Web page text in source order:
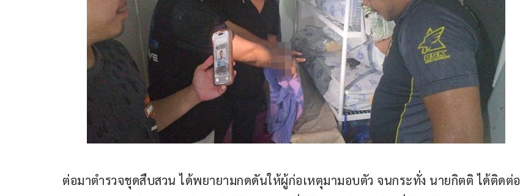
ต่อมาตำรวจชุดสืบสวน ได้พยายามกดดันให้ผู้ก่อเหตุมามอบตัว จนกระทั่ง นายกิตติ ได้ติดต่อ